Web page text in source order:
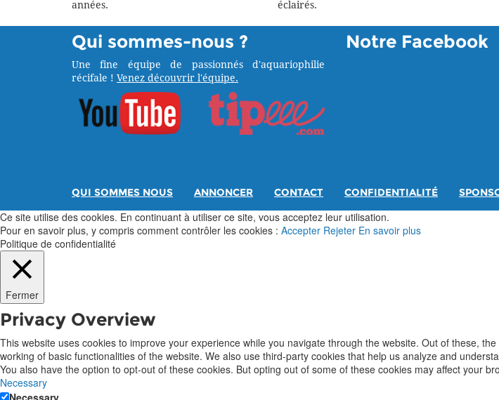
années.
éclairés.
Qui sommes-nous ?
Une fine équipe de passionnés d'aquariophilie
récifale ! Venez découvrir l'équipe.
Notre Facebook
QUI SOMMES NOUS ANNONCER CONTACT CONFIDENTIALITÉ
Ce site utilise des cookies. En continuant à utiliser ce site, vous acceptez leur utilisation.
Pour en savoir plus, y compris comment contrôler les cookies : Accepter Rejeter En savoir plus
Politique de confidentialité
Fermer
Privacy Overview
This website uses cookies to improve your experience while you navigate through the website. Out of these,
working of basic functionalities of the website. We also use third-party cookies that help us analyze and
You also have the option to opt-out of these cookies. But opting out of some of these cookies may affect your
Necessary